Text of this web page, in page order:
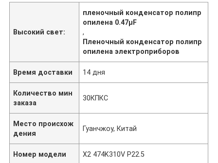
Высокий свет:
пленочный конденсатор полипр
опилена 0.47μF
,
Пленочный конденсатор полипр
опилена электроприборов
Время доставки 14 дня
Количество мин
заказа
30КПКС
Место происхож
дения
Гуанчжоу, Китай
Номер модели X2 474K310V P22.5